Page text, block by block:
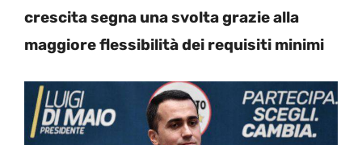
crescita segna una svolta grazie alla
maggiore flessibilità dei requisiti minimi